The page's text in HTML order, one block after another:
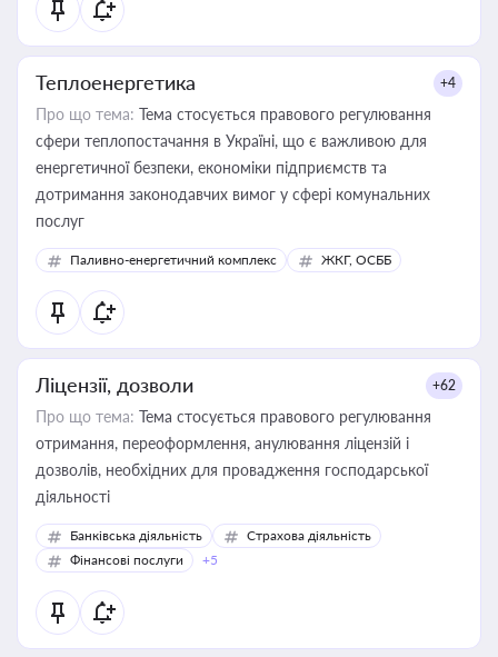
Теплоенергетика +4
Про що тема: Тема стосується правового регулювання
сфери теплопостачання в Україні, що є важливою для
енергетичної безпеки, економіки підприємств та
дотримання законодавчих вимог у сфері комунальних
послуг
Паливно-енергетичний комплекс ЖКГ, ОСББ
Ліцензії, дозволи +62
Про що тема: Тема стосується правового регулювання
отримання, переоформлення, анулювання ліцензій і
дозволів, необхідних для провадження господарської
діяльності
Банківська діяльність
Страхова діяльність
Фінансові послуги
+5